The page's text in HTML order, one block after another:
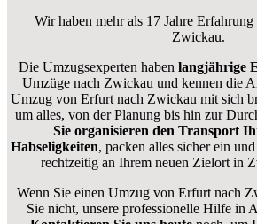
Wir haben mehr als 17 Jahre
Zwickau.
Die Umzugsexperten haben langjährige
Umzüge nach Zwickau und kennen die
Umzug von Erfurt nach Zwickau mit sich
um alles, von der Planung bis hin zur
Sie organisieren den Transport
Habseligkeiten, packen alles sicher ein
rechtzeitig an Ihrem neuen Zielort in
Wenn Sie einen Umzug von Erfurt nach
Sie nicht, unsere professionelle Hilfe in